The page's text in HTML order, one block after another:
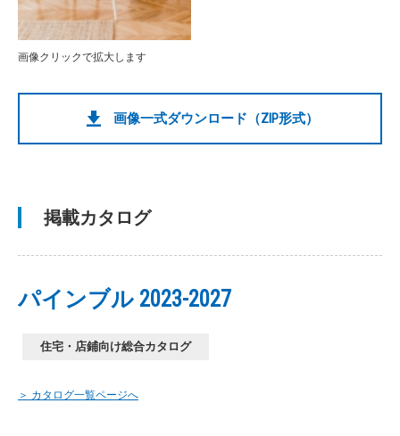
画像クリックで拡大します
画像一式ダウンロード（ZIP形式）
掲載カタログ
パインブル 2023-2027
住宅・店鋪向け総合カタログ
＞ カタログ一覧ページへ